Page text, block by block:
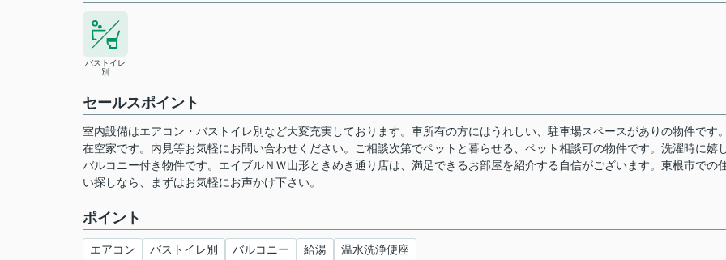
バストイレ
別
セールスポイント
室内設備はエアコン・バストイレ別など大変充実しております。車所有の方にはうれしい、駐車場スペースがありの物件です
在空家です。内見等お気軽にお問い合わせください。ご相談次第でペットと暮らせる、ペット相談可の物件です。洗濯時に嬉
バルコニー付き物件です。エイブルＮＷ山形ときめき通り店は、満足できるお部屋を紹介する自信がございます。東根市での
い探しなら、まずはお気軽にお声かけ下さい。
ポイント
エアコン バストイレ別 バルコニー 給湯 温水洗浄便座